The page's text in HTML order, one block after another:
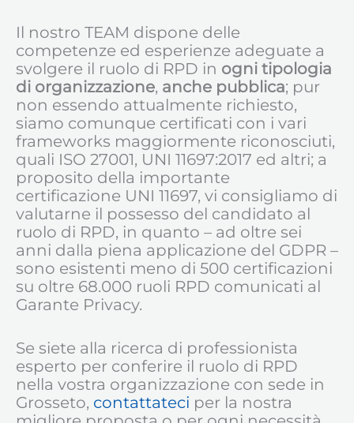
Il nostro TEAM dispone delle
competenze ed esperienze adeguate a
svolgere il ruolo di RPD in ogni tipologia
di organizzazione, anche pubblica; pur
non essendo attualmente richiesto,
siamo comunque certificati con i vari
frameworks maggiormente riconosciuti,
quali ISO 27001, UNI 11697:2017 ed altri; a
proposito della importante
certificazione UNI 11697, vi consigliamo di
valutarne il possesso del candidato al
ruolo di RPD, in quanto – ad oltre sei
anni dalla piena applicazione del GDPR –
sono esistenti meno di 500 certificazioni
su oltre 68.000 ruoli RPD comunicati al
Garante Privacy.
Se siete alla ricerca di professionista
esperto per conferire il ruolo di RPD
nella vostra organizzazione con sede in
Grosseto, contattateci per la nostra